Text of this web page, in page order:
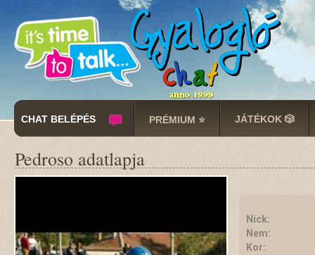
CHAT BELÉPÉS PRÉMIUM ⭐ JÁTÉKOK 🎲
Pedroso adatlapja
Nick:
Nem:
Kor: